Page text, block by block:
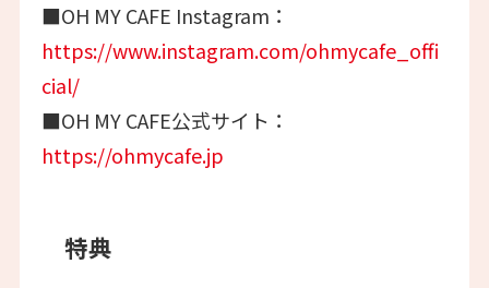
■OH MY CAFE Instagram：
https://www.instagram.com/ohmycafe_offi
cial/
■OH MY CAFE公式サイト：
https://ohmycafe.jp
特典